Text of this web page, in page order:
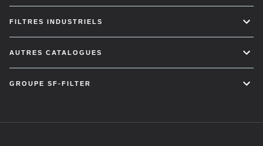
FILTRES INDUSTRIELS
AUTRES CATALOGUES
GROUPE SF-FILTER